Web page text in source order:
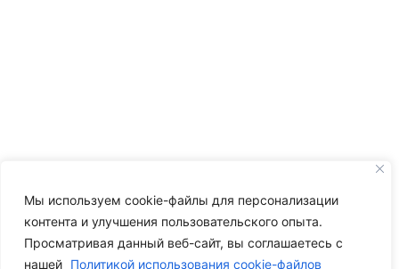
Мы используем cookie-файлы для персонализации
контента и улучшения пользовательского опыта.
Просматривая данный веб-сайт, вы соглашаетесь с
нашей Политикой использования cookie-файлов